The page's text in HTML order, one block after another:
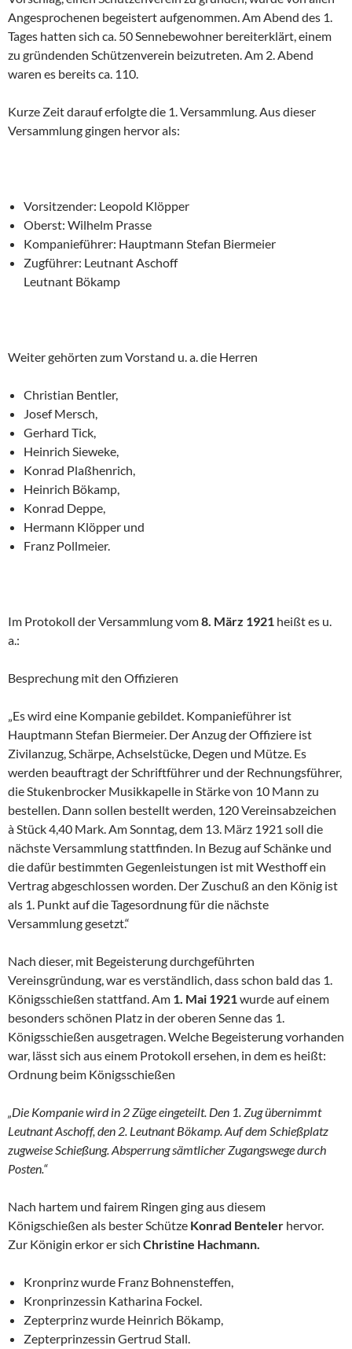
Angesprochenen begeistert aufgenommen. Am Abend des 1.
Tages hatten sich ca. 50 Sennebewohner bereiter­klärt, einem
zu gründenden Schützenverein beizutreten. Am 2. Abend
waren es bereits ca. 110.
Kurze Zeit darauf erfolgte die 1. Versammlung. Aus dieser
Versamm­lung gingen hervor als:
Vorsitzender: Leopold Klöpper
Oberst: Wilhelm Prasse
Kompanieführer: Hauptmann Stefan Biermeier
Zugführer: Leutnant Aschoff
Leutnant Bökamp
Weiter gehörten zum Vorstand u. a. die Herren
Christian Bentler,
Josef Mersch,
Gerhard Tick,
Heinrich Sieweke,
Konrad Plaßhenrich,
Heinrich Bökamp,
Konrad Deppe,
Hermann Klöpper und
Franz Pollmeier.
Im Protokoll der Versammlung vom8. März 1921 heißt es u.
a.:
Besprechung mit den Offizieren
„Es wird eine Kompanie gebildet. Kompanieführer ist
Hauptmann Ste­fan Biermeier. Der Anzug der Offiziere ist
Zivilanzug, Schärpe, Achsel­stücke, Degen und Mütze. Es
werden beauftragt der Schriftführer und der Rechnungsführer,
die Stukenbrocker Musikkapelle in Stärke von 10 Mann zu
bestellen. Dann sollen bestellt werden, 120 Vereinsabzeichen
à Stück 4,40 Mark. Am Sonntag, dem 13. März 1921 soll die
nächste Versammlung stattfinden. In Bezug auf Schänke und
die dafür bestimm­ten Gegenleistungen ist mit Westhoff ein
Vertrag abgeschlossen wor­den. Der Zuschuß an den König ist
als 1. Punkt auf die Tagesordnung für die nächste
Versammlung gesetzt.“
Nach dieser, mit Begeisterung durchgeführten
Vereinsgründung, war es verständlich, dass schon bald das 1.
Königsschießen stattfand. Am 1. Mai 1921wurde auf einem
besonders schönen Platz in der obe­ren Senne das 1.
Königsschießen ausgetragen. Welche Begeisterung vorhanden
war, lässt sich aus einem Protokoll ersehen, in dem es heißt:
Ordnung beim Königsschießen
„Die Kompanie wird in 2 Züge eingeteilt. Den 1. Zug übernimmt
Leut­nant Aschoff, den 2. Leutnant Bökamp. Auf dem Schießplatz
zugweise Schießung. Absperrung sämtlicher Zugangswege durch
Posten.“
Nach hartem und fairem Ringen ging aus diesem
Königschießen als bester Schütze Konrad Benteler hervor.
Zur Königin erkor er sich Christine Hachmann.
Kronprinz wurde Franz Bohnensteffen,
Kronprinzessin Katharina Fockel.
Zepterprinz wurde Heinrich Bökamp,
Zepterprinzessin Gertrud Stall.